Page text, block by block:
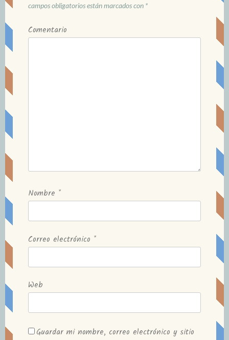
campos obligatorios están marcados con *
Comentario
Nombre *
Correo electrónico *
Web
Guardar mi nombre, correo electrónico y sitio